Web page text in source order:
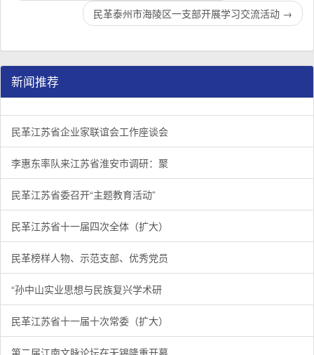
民革泰州市海陵区一支部开展学习交流活动 →
新闻推荐
民革江苏省企业家联谊会工作座谈会在宁召开
1/3 李惠东率队来江苏省淮安市调研：聚焦民革党员之家建设管
2/3 民革江苏省委召开“主题教育活动” 领导班子民主生活会
3/3
民革江苏省企业家联谊会工作座谈会
李惠东率队来江苏省淮安市调研：聚
民革江苏省委召开“主题教育活动”
民革江苏省十一届四次全体（扩大）
民革榜样人物、示范支部、优秀党员
“孙中山实业思想与民族复兴学术研
民革江苏省十一届十次常委（扩大）